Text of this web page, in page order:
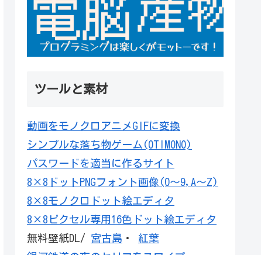
ツールと素材
動画をモノクロアニメGIFに変換
シンプルな落ち物ゲーム(OTIMONO)
パスワードを適当に作るサイト
8×8ドットPNGフォント画像(0～9,A～Z)
8×8モノクロドット絵エディタ
8×8ピクセル専用16色ドット絵エディタ
無料壁紙DL/ 宮古島 ・ 紅葉